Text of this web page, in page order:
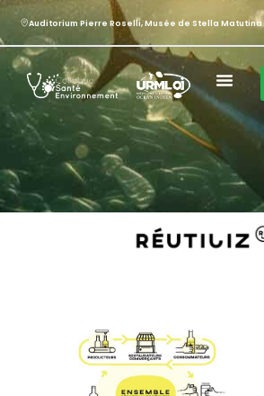
Auditorium Pierre Roselli, Musée de Stella Matutina